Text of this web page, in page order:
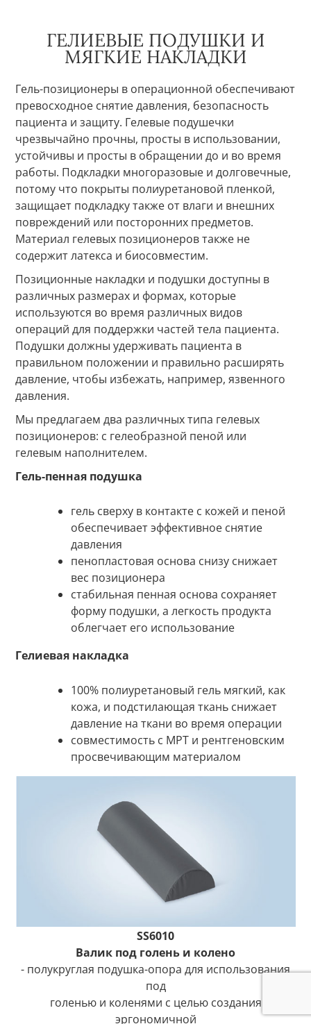
ГЕЛИЕВЫЕ ПОДУШКИ И
МЯГКИЕ НАКЛАДКИ
Гель-позиционеры в операционной обеспечивают
превосходное снятие давления, безопасность
пациента и защиту. Гелевые подушечки
чрезвычайно прочны, просты в использовании,
устойчивы и просты в обращении до и во время
работы. Подкладки многоразовые и долговечные,
потому что покрыты полиуретановой пленкой,
защищает подкладку также от влаги и внешних
повреждений или посторонних предметов.
Материал гелевых позиционеров также не
содержит латекса и биосовместим.
Позиционные накладки и подушки доступны в
различных размерах и формах, которые
используются во время различных видов
операций для поддержки частей тела пациента.
Подушки должны удерживать пациента в
правильном положении и правильно расширять
давление, чтобы избежать, например, язвенного
давления.
Мы предлагаем два различных типа гелевых
позиционеров: с гелеобразной пеной или
гелевым наполнителем.
Гель-пенная подушка
гель сверху в контакте с кожей и пеной
обеспечивает эффективное снятие
давления
пенопластовая основа снизу снижает
вес позиционера
стабильная пенная основа сохраняет
форму подушки, а легкость продукта
облегчает его использование
Гелиевая накладка
100% полиуретановый гель мягкий, как
кожа, и подстилающая ткань снижает
давление на ткани во время операции
совместимость с МРТ и рентгеновским
просвечивающим материалом
SS6010
Валик под голень и колено
- полукруглая подушка-опора для использования
под
голенью и коленями с целью создания
эргономичной